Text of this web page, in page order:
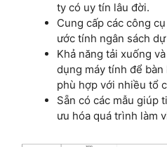
ty có uy tín lâu đời.
Cung cấp các công
ước tính ngân sách dự
Khả năng tải xuống
dụng máy tính để bàn
phù hợp với nhiều tổ
Sẵn có các mẫu giúp
ưu hóa quá trình làm